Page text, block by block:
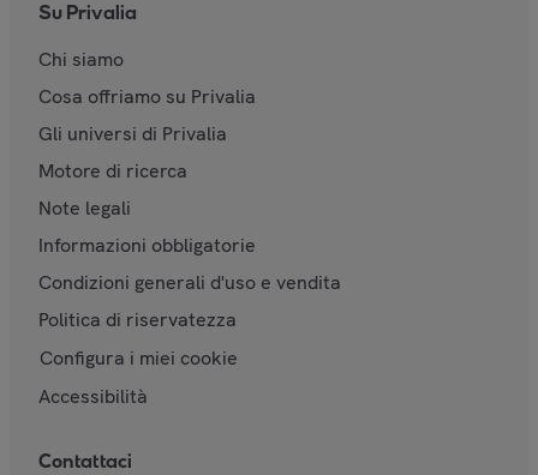
Su Privalia
Chi siamo
Cosa offriamo su Privalia
Gli universi di Privalia
Motore di ricerca
Note legali
Informazioni obbligatorie
Condizioni generali d'uso e vendita
Politica di riservatezza
Configura i miei cookie
Accessibilità
Contattaci